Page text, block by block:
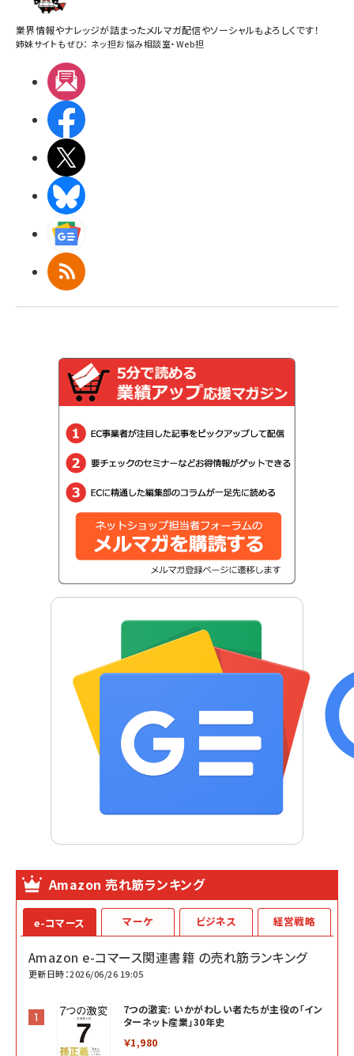
業界情報やナレッジが詰まったメルマガ配信やソーシャルもよろしくです！
姉妹サイトもぜひ： ネッ担お悩み相談室・Web担
RSS
Amazon 売れ筋ランキング
e-コマース
Amazon e-コマース関連書籍 の売れ筋ランキング
更新日時：2026/06/26 19:05
7つの激変: いかがわしい者たちが主役の「イン
ターネット産業」30年史
￥1,980
マーケ ビジネス 経営戦略